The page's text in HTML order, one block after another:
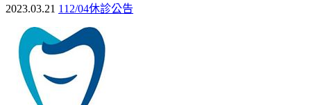
2023.03.21 112/04休診公告